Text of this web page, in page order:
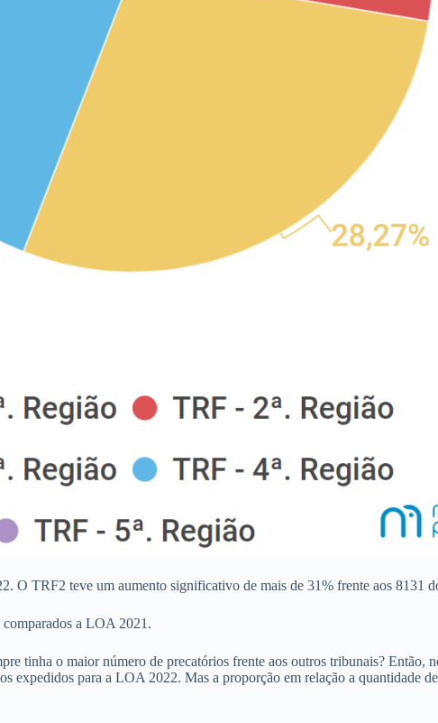
TRF2 teve um aumento significativo de mais de 31% frente aos 8131
a LOA 2021.
tinha o maior número de precatórios frente aos outros tribunais? Então,
expedidos para a LOA 2022. Mas a proporção em relação a quantidade